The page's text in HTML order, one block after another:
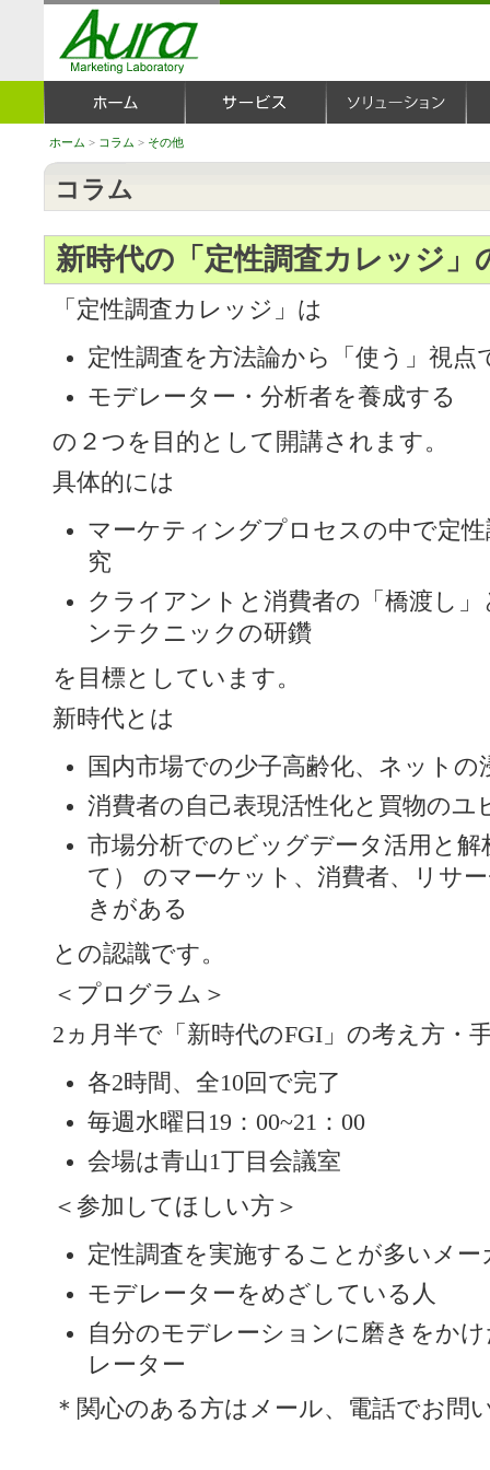
ホーム > コラム > その他
コラム
新時代の「定性調査カレッジ」
「定性調査カレッジ」は
定性調査を方法論から「使う」視点
モデレーター・分析者を養成する
の２つを目的として開講されます。
具体的には
マーケティングプロセスの中で定
究
クライアントと消費者の「橋渡し
ンテクニックの研鑽
を目標としています。
新時代とは
国内市場での少子高齢化、ネットの
消費者の自己表現活性化と買物のユ
市場分析でのビッグデータ活用と
て） のマーケット、消費者、リサ
きがある
との認識です。
＜プログラム＞
2ヵ月半で「新時代のFGI」の考え方・
各2時間、全10回で完了
毎週水曜日19：00~21：00
会場は青山1丁目会議室
＜参加してほしい方＞
定性調査を実施することが多いメ
モデレーターをめざしている人
自分のモデレーションに磨きをか
レーター
＊関心のある方はメール、電話でお問